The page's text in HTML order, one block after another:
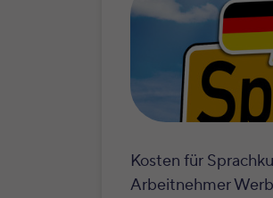
Kosten für
Arbeitnehmer